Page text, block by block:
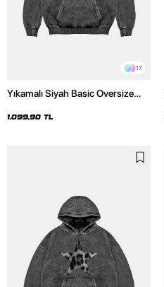
17
Yıkamalı Siyah Basic Oversize
1.099,90 TL